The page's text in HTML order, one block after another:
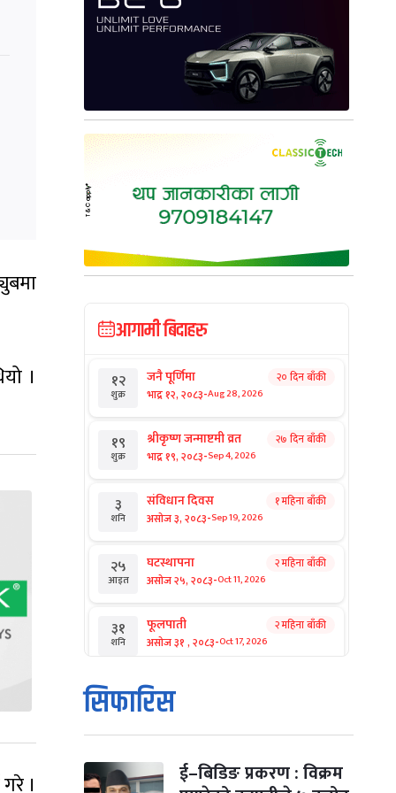
।
।
आगामी बिदाहरु
१२
शुक्र
जनै पूर्णिमा
भाद्र १२, २०८३-Aug 28, 2026
२० दिन बाँकी
१९
शुक्र
श्रीकृष्ण जन्माष्टमी व्रत
भाद्र १९, २०८३-Sep 4, 2026
२७ दिन बाँकी
३
शनि
संविधान दिवस
असोज ३, २०८३-Sep 19, 2026
१ महिना बाँकी
२५
आइत
घटस्थापना
असोज २५, २०८३-Oct 11, 2026
२ महिना बाँकी
३१
शनि
फूलपाती
असोज ३१ , २०८३-Oct 17, 2026
२ महिना बाँकी
१
आइत
कार्तिक सङ्क्रान्ति
कार्तिक १, २०८३
मंगल कार्तिक ३, २०८३-Oct 20, 2026
सिफारिस
ई–बिडिङ प्रकरण : विक्रम